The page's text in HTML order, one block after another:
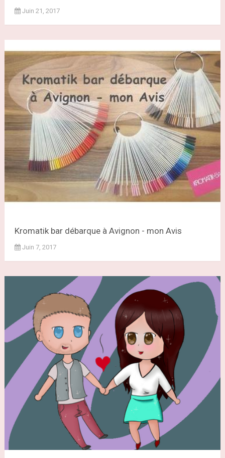
Juin 21, 2017
Kromatik bar débarque à Avignon - mon Avis
Juin 7, 2017